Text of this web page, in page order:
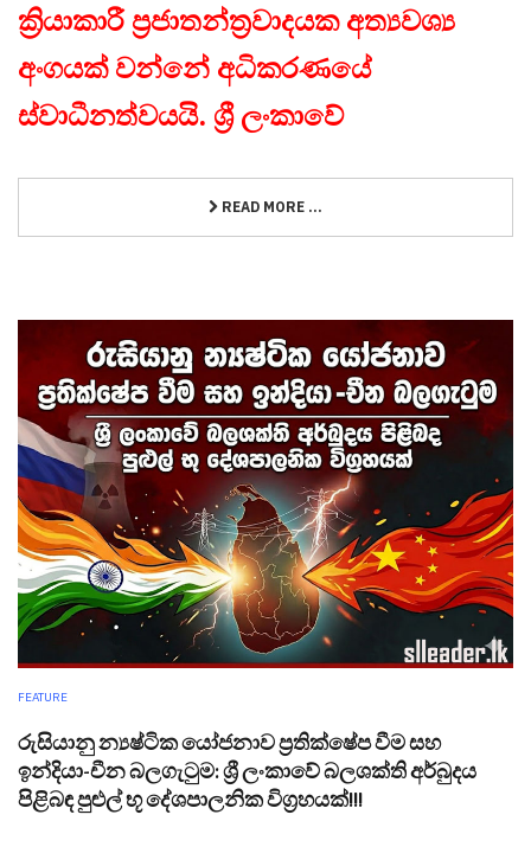
ක්‍රියාකාරී ප්‍රජාතන්ත්‍රවාදයක අත්‍යවශ්‍ය
අංගයක් වන්නේ අධිකරණයේ
ස්වාධීනත්වයයි. ශ්‍රී ලංකාවේ
READ MORE ...
FEATURE
රුසියානු න්‍යෂ්ටික යෝජනාව ප්‍රතික්ෂේප වීම සහ
ඉන්දියා-චීන බලගැටුම: ශ්‍රී ලංකාවේ බලශක්ති අර්බුදය
පිළිබඳ පුළුල් භූ දේශපාලනික විග්‍රහයක්!!!